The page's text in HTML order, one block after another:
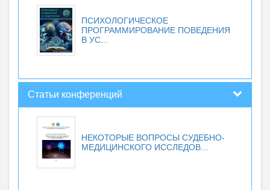
ПСИХОЛОГИЧЕСКОЕ
ПРОГРАММИРОВАНИЕ ПОВЕДЕНИЯ
В УС...
Статьи конференций
НЕКОТОРЫЕ ВОПРОСЫ СУДЕБНО-
МЕДИЦИНСКОГО ИССЛЕДОВ...